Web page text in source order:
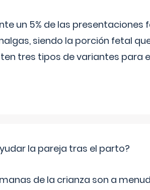
un 5% de las presentaciones
siendo la porción fetal
tres tipos de variantes para
la pareja tras el parto?
de la crianza son a